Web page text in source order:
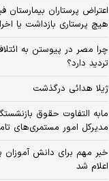
اعتراض پرستاران
هیچ پرستاری بازداشت یا
چرا مصر در پیوستن به
تردید دارد؟
ژیلا هدائی درگذشت
مابه التفاوت حقوق
مدیرکل امور مستمری‌های
خبر مهم برای دانش آموزان
اعلام شد